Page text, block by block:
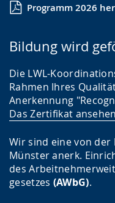
Programm 2026
Bildung wird
Die LWL-
Rahmen Ihres
Anerkennung
Das Zertifikat
Wir sind eine von der
Münster anerk.
des
gesetzes (AWbG).